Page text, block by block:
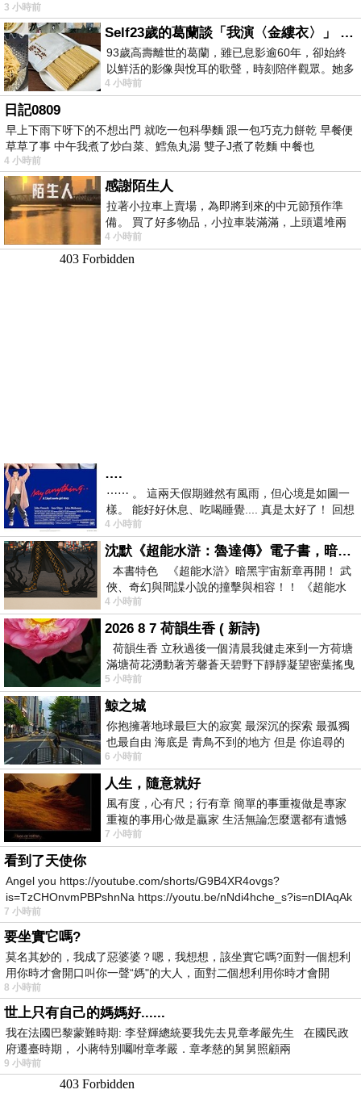
復
3 小時前
Self23歲的葛蘭談「我演〈金縷衣〉」 #戀上老電影 #粟子 #葛蘭
93歲高壽離世的葛蘭，雖已息影逾60年，卻始終
以鮮活的影像與悅耳的歌聲，時刻陪伴觀眾。她多
才多藝、陽光開朗的形象，不僅保留在電影
4 小時前
日記0809
早上下雨下呀下的不想出門 就吃一包科學麵 跟一包巧克力餅乾 早餐便
草草了事 中午我煮了炒白菜、鱈魚丸湯 雙子J煮了乾麵 中餐也
4 小時前
感謝陌生人
拉著小拉車上賣場，為即將到來的中元節預作準
備。 買了好多物品，小拉車裝滿滿，上頭還堆兩
紙箱。 雖辛苦了點，這點程度我一個人搬
4 小時前
….
⋯⋯ 。 這兩天假期雖然有風雨，但心境是如圖一
樣。 能好好休息、吃喝睡覺.... 真是太好了！ 回想
起來，以前根本就很難有這
4 小時前
沈默《超能水滸：魯達傳》電子書，暗黑宇宙新章，一一五年八月璀璨上架！
本書特色 《超能水滸》暗黑宇宙新章再開！ 武
俠、奇幻與間諜小說的撞擊與相容！！ 《超能水
滸》系列第四部
4 小時前
2026 8 7 荷韻生香 ( 新詩)
荷韻生香 立秋過後一個清晨我健走來到一方荷塘
滿塘荷花湧動著芳馨蒼天碧野下靜靜凝望密葉搖曳
幽泉中復有蛙鳴嘓嘓水波裡搖曳
5 小時前
鯨之城
你抱擁著地球最巨大的寂寞 最深沉的探索 最孤獨
也最自由 海底是 青鳥不到的地方 但是 你追尋的
幸福 可以比珍珠更
6 小時前
人生，隨意就好
風有度，心有尺；行有章 簡單的事重複做是專家
重複的事用心做是贏家 生活無論怎麼選都有遺憾
所以開心就好 生活不會辜負認真
7 小時前
看到了天使你
Angel you https://youtube.com/shorts/G9B4XR4ovgs?
is=TzCHOnvmPBPshnNa https://youtu.be/nNdi4hche_s?is=nDIAqAk
7 小時前
要坐實它嗎?
莫名其妙的，我成了惡婆婆？嗯，我想想，該坐實它嗎?面對一個想利
用你時才會開口叫你一聲“媽"的大人，面對二個想利用你時才會開
8 小時前
世上只有自己的媽媽好......
我在法國巴黎蒙難時期: 李登輝總統要我先去見章孝嚴先生 在國民政
府遷臺時期， 小蔣特別囑咐章孝嚴．章孝慈的舅舅照顧兩
9 小時前